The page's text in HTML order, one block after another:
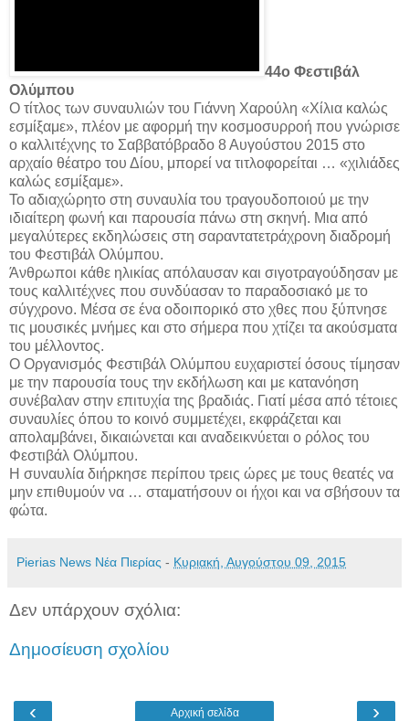
44ο Φεστιβάλ
Ολύμπου
Ο τίτλος των συναυλιών του Γιάννη Χαρούλη «Χίλια καλώς
εσμίξαμε», πλέον με αφορμή την κοσμοσυρροή που γνώρισε
ο καλλιτέχνης το Σαββατόβραδο 8 Αυγούστου 2015 στο
αρχαίο θέατρο του Δίου, μπορεί να τιτλοφορείται … «χιλιάδες
καλώς εσμίξαμε».
Το αδιαχώρητο στη συναυλία του τραγουδοποιού με την
ιδιαίτερη φωνή και παρουσία πάνω στη σκηνή. Μια από
μεγαλύτερες εκδηλώσεις στη σαραντατετράχρονη διαδρομή
του Φεστιβάλ Ολύμπου.
Άνθρωποι κάθε ηλικίας απόλαυσαν και σιγοτραγούδησαν με
τους καλλιτέχνες που συνδύασαν το παραδοσιακό με το
σύγχρονο. Μέσα σε ένα οδοιπορικό στο χθες που ξύπνησε
τις μουσικές μνήμες και στο σήμερα που χτίζει τα ακούσματα
του μέλλοντος.
Ο Οργανισμός Φεστιβάλ Ολύμπου ευχαριστεί όσους τίμησαν
με την παρουσία τους την εκδήλωση και με κατανόηση
συνέβαλαν στην επιτυχία της βραδιάς. Γιατί μέσα από τέτοιες
συναυλίες όπου το κοινό συμμετέχει, εκφράζεται και
απολαμβάνει, δικαιώνεται και αναδεικνύεται ο ρόλος του
Φεστιβάλ Ολύμπου.
Η συναυλία διήρκησε περίπου τρεις ώρες με τους θεατές να
μην επιθυμούν να … σταματήσουν οι ήχοι και να σβήσουν τα
φώτα.
Pierias News Νέα Πιερίας - Κυριακή, Αυγούστου 09, 2015
Δεν υπάρχουν σχόλια:
Δημοσίευση σχολίου
‹ ›
Αρχική σελίδα